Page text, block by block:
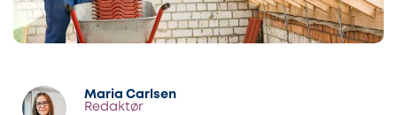
Maria Carlsen
Redaktør